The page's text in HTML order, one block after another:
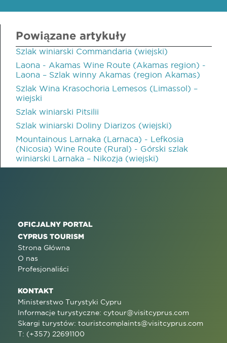
Powiązane artykuły
Szlak winiarski Commandaria (wiejski)
Laona - Akamas Wine Route (Akamas region) -
Laona – Szlak winny Akamas (region Akamas)
Szlak Wina Krasochoria Lemesos (Limassol) –
wiejski
Szlak winiarski Pitsilii
Szlak winiarski Doliny Diarizos (wiejski)
Mountainous Larnaka (Larnaca) - Lefkosia
(Nicosia) Wine Route (Rural) - Górski szlak
winiarski Larnaka – Nikozja (wiejski)
OFICJALNY PORTAL
CYPRUS TOURISM
Strona Główna
O nas
Profesjonaliści
KONTAKT
Ministerstwo Turystyki Cypru
Informacje turystyczne: cytour@visitcyprus.com
Skargi turystów: touristcomplaints@visitcyprus.com
T: (+357) 22691100